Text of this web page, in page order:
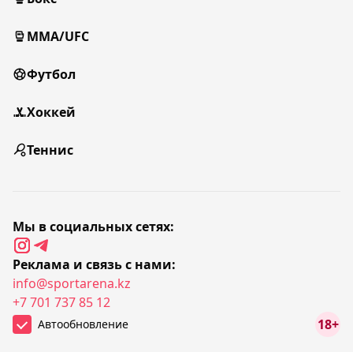
MMA/UFC
Футбол
Хоккей
Теннис
Мы в социальных сетях:
Реклама и связь с нами:
info@sportarena.kz
+7 701 737 85 12
Автообновление 18+